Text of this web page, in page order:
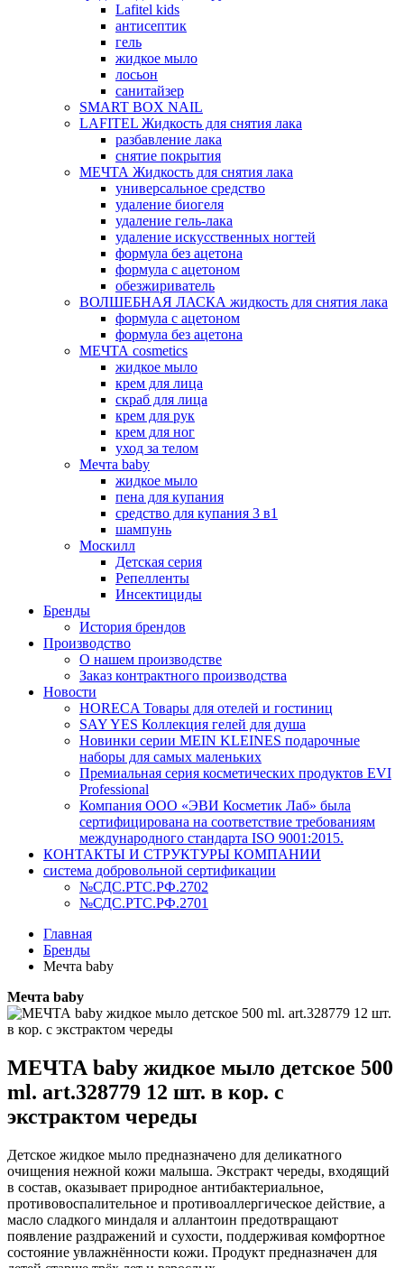
Lafitel kids
антисептик
гель
жидкое мыло
лосьон
санитайзер
SMART BOX NAIL
LAFITEL Жидкость для снятия лака
разбавление лака
снятие покрытия
МЕЧТА Жидкость для снятия лака
универсальное средство
удаление биогеля
удаление гель-лака
удаление искусственных ногтей
формула без ацетона
формула с ацетоном
обезжириватель
ВОЛШЕБНАЯ ЛАСКА жидкость для снятия лака
формула с ацетоном
формула без ацетона
МЕЧТА cosmetics
жидкое мыло
крем для лица
скраб для лица
крем для рук
крем для ног
уход за телом
Мечта baby
жидкое мыло
пена для купания
средство для купания 3 в1
шампунь
Москилл
Детская серия
Репелленты
Инсектициды
Бренды
История брендов
Производство
О нашем производстве
Заказ контрактного производства
Новости
HORECA Товары для отелей и гостиниц
SAY YES Коллекция гелей для душа
Новинки серии MEIN KLEINES подарочные
наборы для самых маленьких
Премиальная серия косметических продуктов EVI
Professional
Компания ООО «ЭВИ Косметик Лаб» была
сертифицирована на соответствие требованиям
международного стандарта ISO 9001:2015.
КОНТАКТЫ И СТРУКТУРЫ КОМПАНИИ
система добровольной сертификации
№СДС.РТС.РФ.2702
№СДС.РТС.РФ.2701
Главная
Бренды
Мечта baby
Мечта baby
МЕЧТА baby жидкое мыло детское 500
ml. art.328779 12 шт. в кор. с
экстрактом череды
Детское жидкое мыло предназначено для деликатного
очищения нежной кожи малыша. Экстракт череды, входящий
в состав, оказывает природное антибактериальное,
противовоспалительное и противоаллергическое действие, а
масло сладкого миндаля и аллантоин предотвращают
появление раздражений и сухости, поддерживая комфортное
состояние увлажнённости кожи. Продукт предназначен для